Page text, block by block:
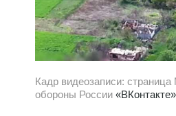
Кадр видеозаписи: страница
обороны России «ВКонтакте»